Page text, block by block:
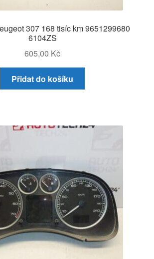
307 168 tisíc km 9651299680
6104ZS
605,00 Kč
Přidat do košíku